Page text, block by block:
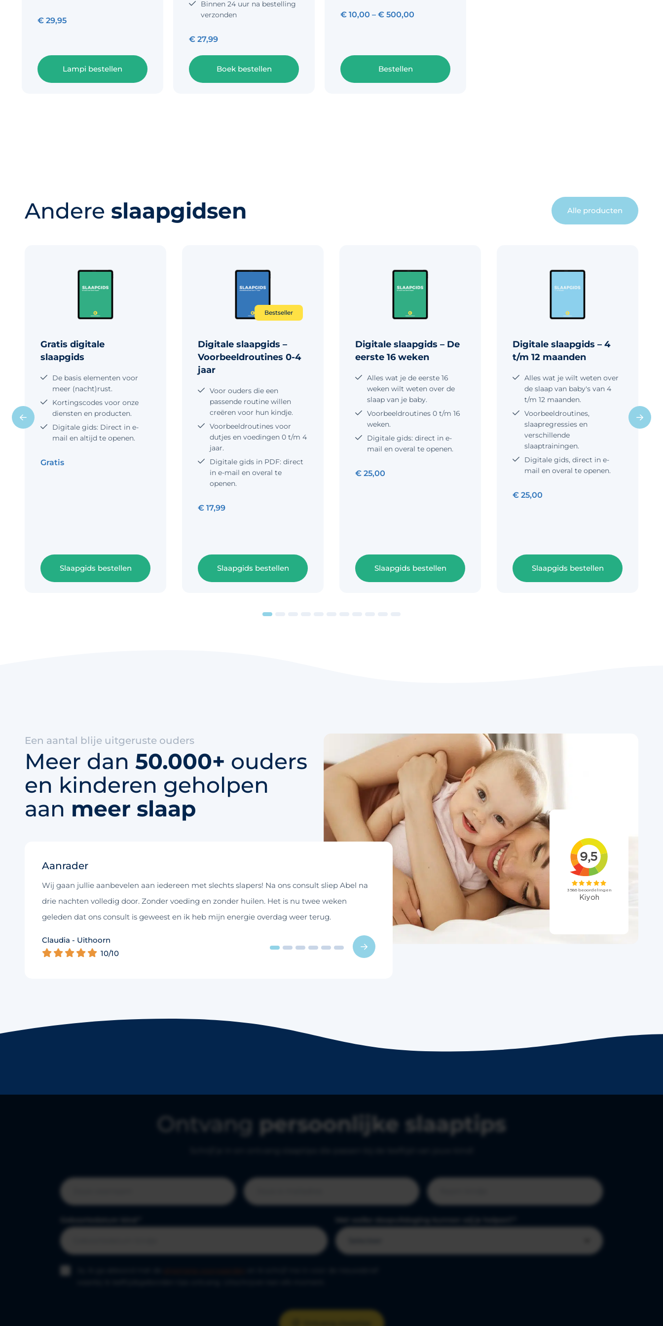
€ 29,95
Lampi bestellen
Binnen 24 uur na bestelling
verzonden
€ 27,99
Boek bestellen
€ 10,00 – € 500,00
Bestellen
Andere slaapgidsen Alle producten
Gratis digitale
slaapgids
De basis elementen voor
meer (nacht)rust.
Kortingscodes voor onze
diensten en producten.
Digitale gids: Direct in e-
mail en altijd te openen.
Gratis
Slaapgids bestellen
Bestseller
Digitale slaapgids –
Voorbeeldroutines 0-4
jaar
Voor ouders die een
passende routine willen
creëren voor hun kindje.
Voorbeeldroutines voor
dutjes en voedingen 0 t/m 4
jaar.
Digitale gids in PDF: direct
in e-mail en overal te
openen.
€ 17,99
Slaapgids bestellen
Digitale slaapgids – De
eerste 16 weken
Alles wat je de eerste 16
weken wilt weten over de
slaap van je baby.
Voorbeeldroutines 0 t/m 16
weken.
Digitale gids: direct in e-
mail en overal te openen.
€ 25,00
Slaapgids bestellen
Digitale slaapgids – 4
t/m 12 maanden
Alles wat je wilt weten over
de slaap van baby's van 4
t/m 12 maanden.
Voorbeeldroutines,
slaapregressies en
verschillende
slaaptrainingen.
Digitale gids, direct in e-
mail en overal te openen.
€ 25,00
Slaapgids bestellen
Een aantal blije uitgeruste ouders
Meer dan 50.000+ ouders
en kinderen geholpen
aan meer slaap
Aanrader
Wij gaan jullie aanbevelen aan iedereen met slechts slapers! Na ons consult sliep Abel na
drie nachten volledig door. Zonder voeding en zonder huilen. Het is nu twee weken
geleden dat ons consult is geweest en ik heb mijn energie overdag weer terug.
Claudia - Uithoorn
10/10
Murelle - Groningen
10/10
Kim - Loosdrecht
10/10
Daniëlle - Haarlem
Ontvang persoonlijke slaaptips